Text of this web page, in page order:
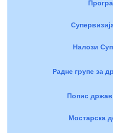
Налози
Радне групе за
Попис
Мостарска